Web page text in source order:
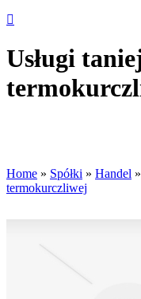
Usługi
Home » Spółki » Handel »
termokurczliwej